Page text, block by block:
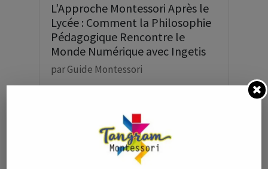
L’Approche Montessori Après le
Lycée : Comment la Philosophie
Pédagogique Rencontre le
Monde Numérique avec Ingetis
parGuide Montessori